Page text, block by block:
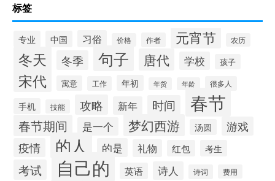
标签
专业 中国 习俗 价格 作者 元宵节 农历
冬天 冬季 句子 唐代 学校 孩子
宋代 寓意 工作 年初 年货 年龄 很多人
手机 技能 攻略 新年 时间 春节
春节期间 是一个 梦幻西游 汤圆
游戏
疫情
的人 的是 礼物 红包 考生
考试 自己的 英语 诗人 诗词 费用